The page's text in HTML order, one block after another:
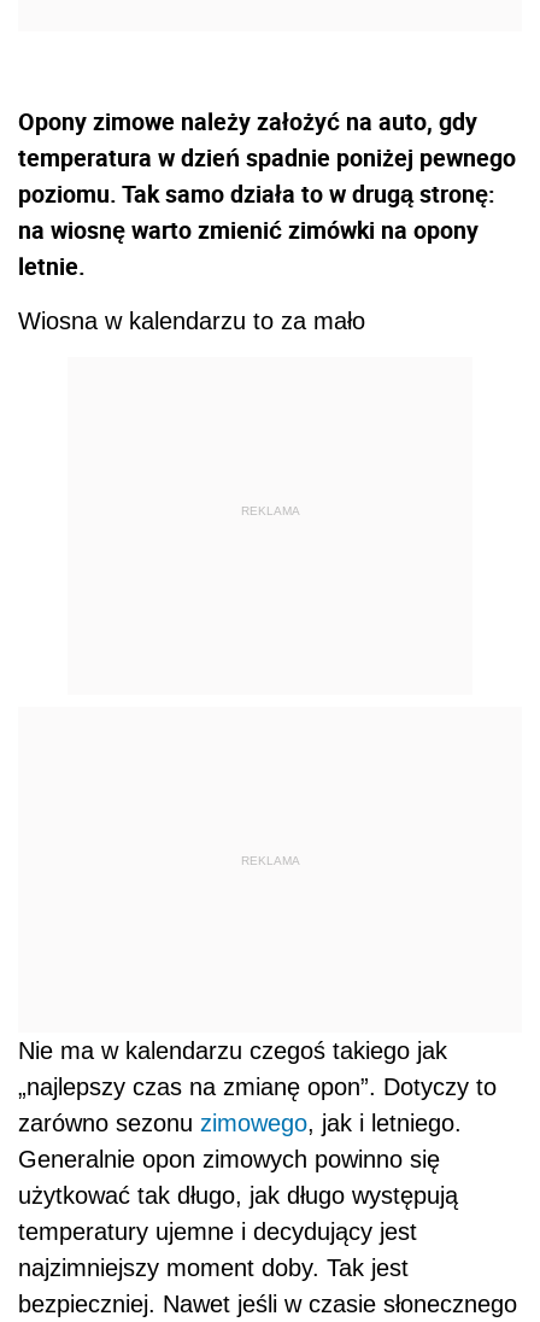
Opony zimowe należy założyć na auto, gdy
temperatura w dzień spadnie poniżej pewnego
poziomu. Tak samo działa to w drugą stronę:
na wiosnę warto zmienić zimówki na opony
letnie.
Wiosna w kalendarzu to za mało
REKLAMA
REKLAMA
Nie ma w kalendarzu czegoś takiego jak
„najlepszy czas na zmianę opon”. Dotyczy to
zarówno sezonu zimowego, jak i letniego.
Generalnie opon zimowych powinno się
użytkować tak długo, jak długo występują
temperatury ujemne i decydujący jest
najzimniejszy moment doby. Tak jest
bezpieczniej. Nawet jeśli w czasie słonecznego